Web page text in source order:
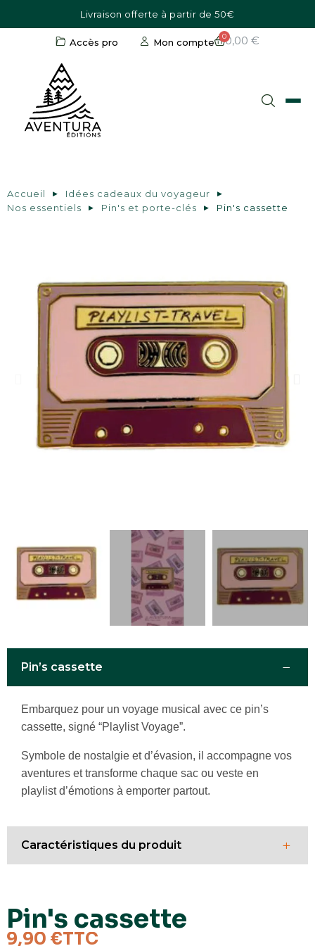
Livraison offerte à partir de 50€
Accès pro Mon compte 0,00 €
Accueil
Idées cadeaux du voyageur
Nos essentiels
Pin's et porte-clés Pin's cassette
Pin’s cassette −
Embarquez pour un voyage musical avec ce pin’s
cassette, signé “Playlist Voyage”.
Symbole de nostalgie et d’évasion, il accompagne vos
aventures et transforme chaque sac ou veste en
playlist d’émotions à emporter partout.
Caractéristiques du produit +
Matériaux Métal en plaqué or
Pin's cassette
9,90 €TTC